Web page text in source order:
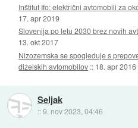
Inštitut Ifo: električni avtomobili za
17. apr 2019
Slovenija po letu 2030 brez novih
13. okt 2017
Nizozemska se spogleduje s
dizelskih avtomobilov :: 18. apr 2016
Seljak
::9. nov 2023, 04:46